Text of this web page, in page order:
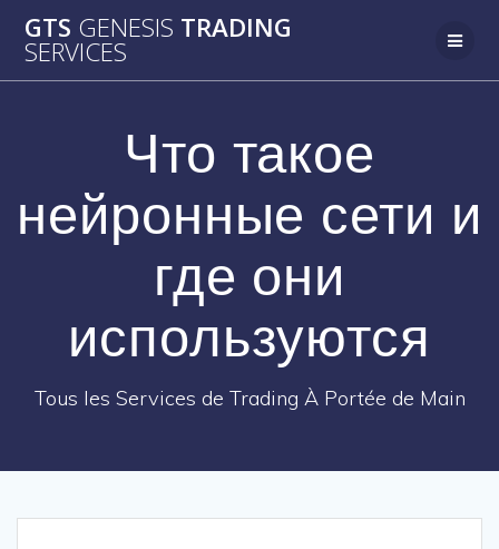
au
GTS GENESIS TRADING
SERVICES
Что такое
нейронные сети и
где они
используются
Tous les Services de Trading À Portée de Main